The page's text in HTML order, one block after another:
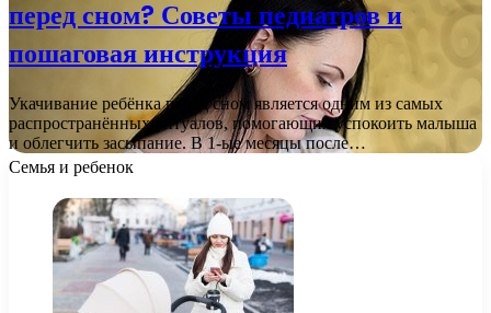
перед сном? Советы педиатров и
пошаговая инструкция
Укачивание ребёнка перед сном является одним из самых
распространённых ритуалов, помогающих успокоить малыша
и облегчить засыпание. В 1-ые месяцы после…
Семья и ребенок